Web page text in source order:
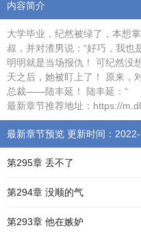
内容简介
大学毕业，纪然被绿了，本想
叔，并对渣男说：“好巧，我也
明明就是当场报仇！ 可纪然没
天之后，她被盯上了！ 原来，
总裁——陆丰延！ 陆丰延：“
最新章节推荐地址：https://
最新章节预览 更新时间：
第295章 丢不了
第294章 没顺的气
第293章 他在嫉妒